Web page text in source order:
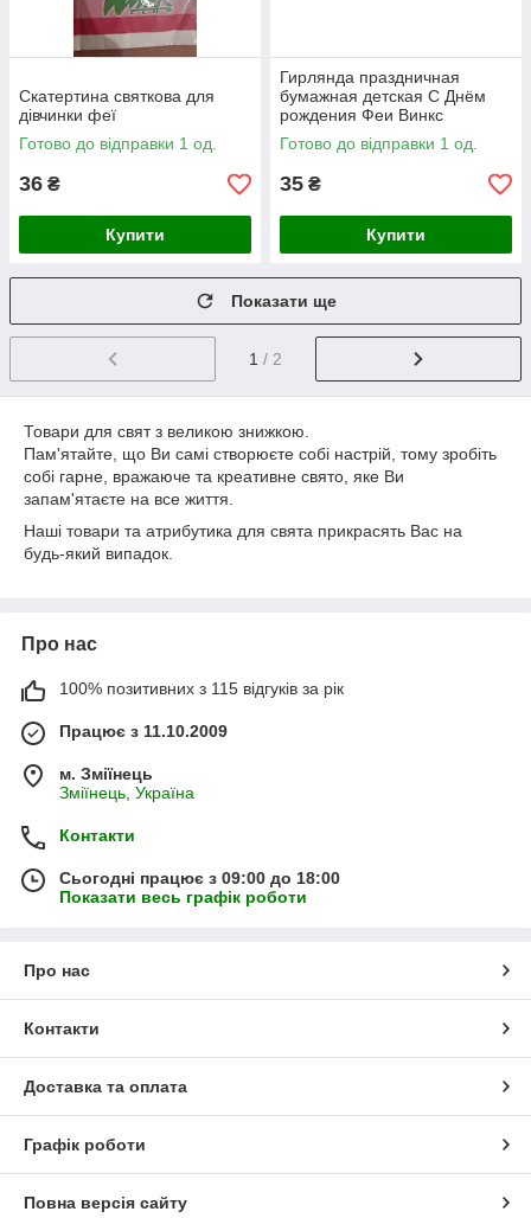
Скатертина святкова для
дівчинки феї
Готово до відправки 1 од.
36 ₴
Купити
Гирлянда праздничная
бумажная детская С Днём
рождения Феи Винкс
Готово до відправки 1 од.
35 ₴
Купити
Показати ще
1 / 2
Товари для свят з великою знижкою.
Пам'ятайте, що Ви самі створюєте собі настрій, тому зробіть
собі гарне, вражаюче та креативне свято, яке Ви
запам'ятаєте на все життя.
Наші товари та атрибутика для свята прикрасять Вас на
будь-який випадок.
Про нас
100% позитивних з 115 відгуків за рік
Працює з 11.10.2009
м. Зміїнець
Зміїнець, Україна
Контакти
Сьогодні працює з 09:00 до 18:00
Показати весь графік роботи
Про нас
Контакти
Доставка та оплата
Графік роботи
Повна версія сайту